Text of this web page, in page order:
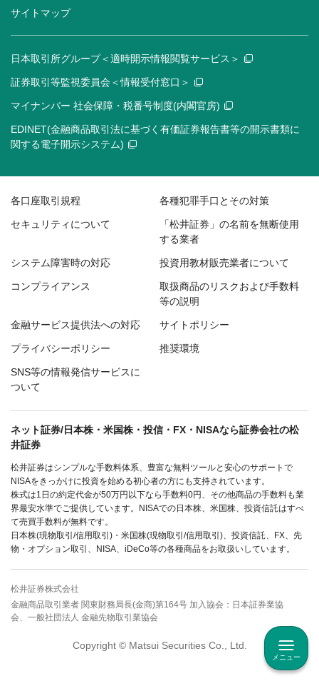
メニュー
サイトマップ
日本取引所グループ＜適時開示情報閲覧サービス＞
証券取引等監視委員会＜情報受付窓口＞
マイナンバー 社会保障・税番号制度(内閣官房)
EDINET(金融商品取引法に基づく有価証券報告書等の開示書類に
関する電子開示システム)
各口座取引規程 各種犯罪手口とその対策
セキュリティについて
「松井証券」の名前を無断使用
する業者
システム障害時の対応 投資用教材販売業者について
コンプライアンス
取扱商品のリスクおよび手数料
等の説明
金融サービス提供法への対応 サイトポリシー
プライバシーポリシー 推奨環境
SNS等の情報発信サービスに
ついて
ネット証券/日本株・米国株・投信・FX・NISAなら証券会社の松
井証券
松井証券はシンプルな手数料体系、豊富な無料ツールと安心のサポートで
NISAをきっかけに投資を始める初心者の方にも支持されています。
株式は1日の約定代金が50万円以下なら手数料0円、その他商品の手数料も業
界最安水準でご提供しています。NISAでの日本株、米国株、投資信託はすべ
て売買手数料が無料です。
日本株(現物取引/信用取引)・米国株(現物取引/信用取引)、投資信託、FX、先
物・オプション取引、NISA、iDeCo等の各種商品をお取扱いしています。
松井証券株式会社
金融商品取引業者 関東財務局長(金商)第164号 加入協会：日本証券業協
会、一般社団法人 金融先物取引業協会
Copyright © Matsui Securities Co., Ltd.